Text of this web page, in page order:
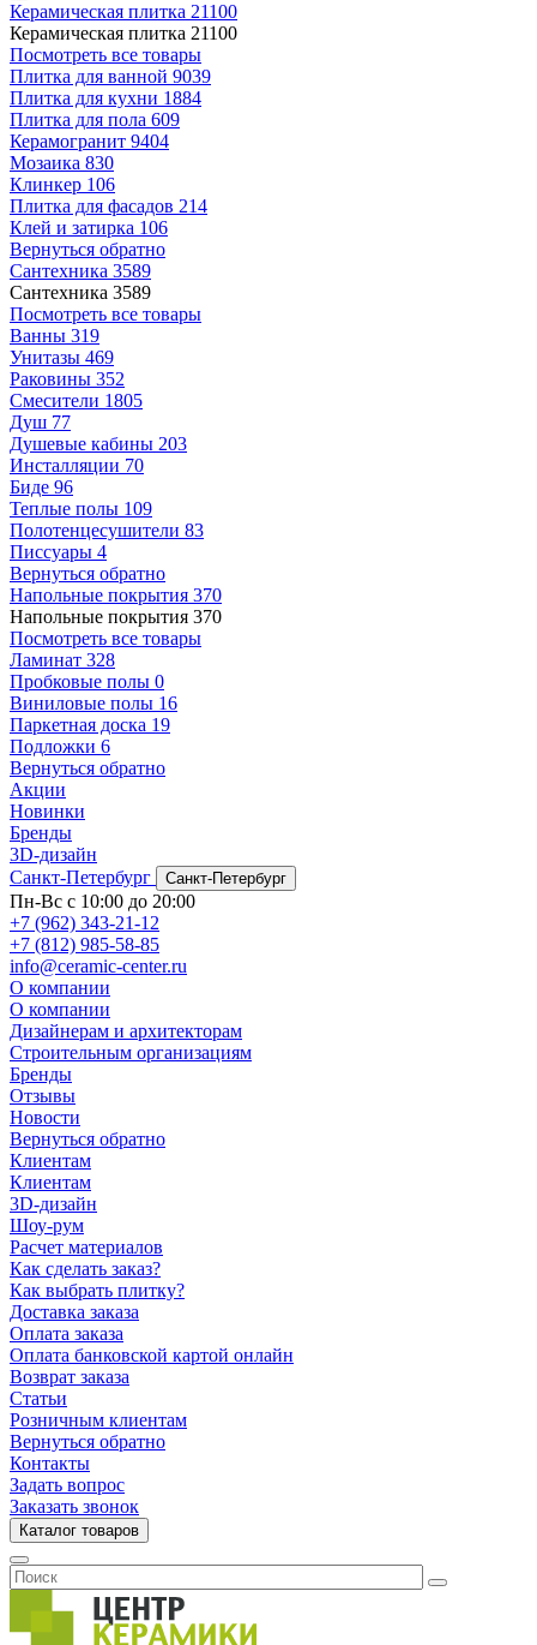
Керамическая плитка 21100
Керамическая плитка 21100
Посмотреть все товары
Плитка для ванной 9039
Плитка для кухни 1884
Плитка для пола 609
Керамогранит 9404
Мозаика 830
Клинкер 106
Плитка для фасадов 214
Клей и затирка 106
Вернуться обратно
Сантехника 3589
Сантехника 3589
Посмотреть все товары
Ванны 319
Унитазы 469
Раковины 352
Смесители 1805
Душ 77
Душевые кабины 203
Инсталляции 70
Биде 96
Теплые полы 109
Полотенцесушители 83
Писсуары 4
Вернуться обратно
Напольные покрытия 370
Напольные покрытия 370
Посмотреть все товары
Ламинат 328
Пробковые полы 0
Виниловые полы 16
Паркетная доска 19
Подложки 6
Вернуться обратно
Акции
Новинки
Бренды
3D-дизайн
Санкт-Петербург
Санкт-Петербург
Пн-Вс с 10:00 до 20:00
+7 (962) 343-21-12
+7 (812) 985-58-85
info@ceramic-center.ru
О компании
О компании
Дизайнерам и архитекторам
Строительным организациям
Бренды
Отзывы
Новости
Вернуться обратно
Клиентам
Клиентам
3D-дизайн
Шоу-рум
Расчет материалов
Как сделать заказ?
Как выбрать плитку?
Доставка заказа
Оплата заказа
Оплата банковской картой онлайн
Возврат заказа
Статьи
Розничным клиентам
Вернуться обратно
Контакты
Задать вопрос
Заказать звонок
Каталог товаров